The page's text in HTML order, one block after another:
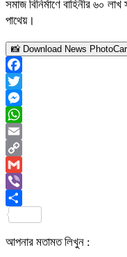
সমাজ বিনির্মাণে বাহিনীর ৬০
পাথেয়।
📸 Download News
Facebook
Twitter
Messenger
WhatsApp
Email
Copy
Link
Gmail
Viber
আপনার মতামত লিখুন :